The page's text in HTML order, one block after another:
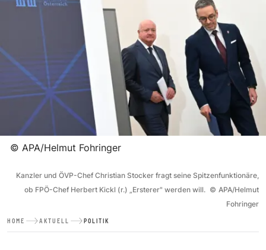
© APA/Helmut Fohringer
Kanzler und ÖVP-Chef Christian Stocker fragt seine Spitzenfunktionäre,
ob FPÖ-Chef Herbert Kickl (r.) „Ersterer" werden will. © APA/Helmut
Fohringer
HOME AKTUELL POLITIK